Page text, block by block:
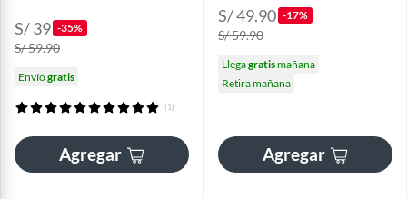
S/ 39 -35%
S/ 59.90
Envíogratis
(1)
Agregar
S/ 49.90 -17%
S/ 59.90
Llegagratismañana
Retira mañana
Agregar